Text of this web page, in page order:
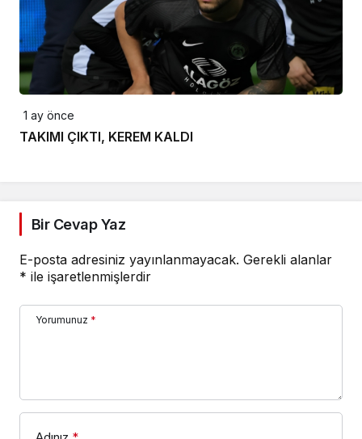
1 ay önce
TAKIMI ÇIKTI, KEREM KALDI
Bir Cevap Yaz
E-posta adresiniz yayınlanmayacak. Gerekli alanlar
* ile işaretlenmişlerdir
Yorumunuz *